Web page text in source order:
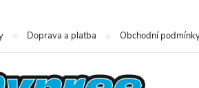
Doprava a platba Obchodní